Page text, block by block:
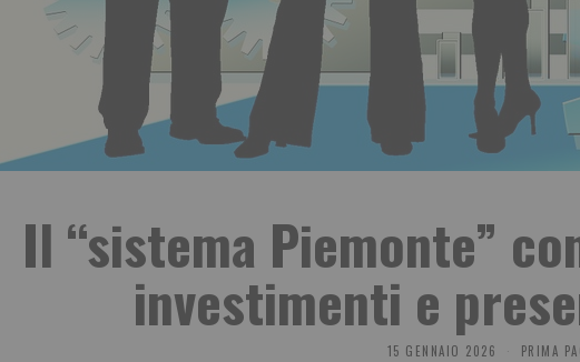
Il “sistema Piemonte”
investimenti e
15 GENNAIO 2026 PRIMA